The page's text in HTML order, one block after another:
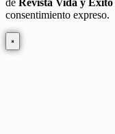
de Revista Vida y Éxito
consentimiento expreso.
×